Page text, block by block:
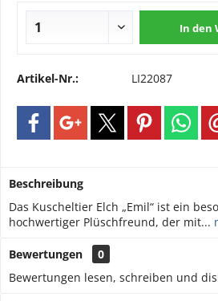
In den
Artikel-Nr.: LI22087
Beschreibung
Das Kuscheltier Elch „Emil“ ist ein
hochwertiger Plüschfreund, der mit...
Bewertungen
0
Bewertungen lesen, schreiben und